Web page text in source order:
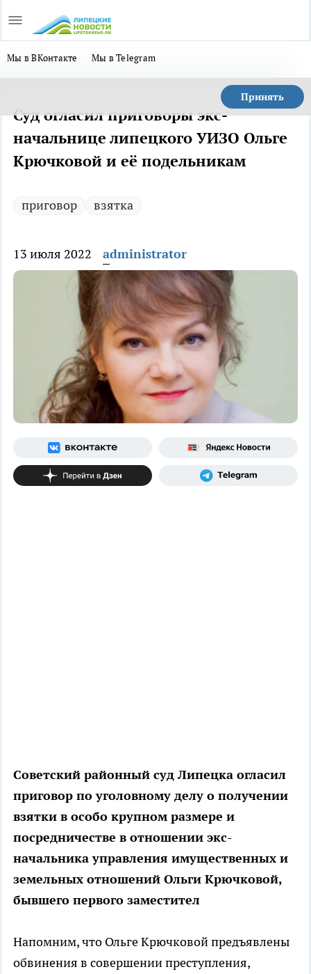
Мы в ВКонтакте Мы в Telegram
Принять
Суд огласил приговоры экс-
начальнице липецкого УИЗО Ольге
Крючковой и её подельникам
приговор взятка
13 июля 2022 administrator
Советский районный суд Липецка огласил
приговор по уголовному делу о получении
взятки в особо крупном размере и
посредничестве в отношении экс-
начальника управления имущественных и
земельных отношений Ольги Крючковой,
бывшего первого заместител
Напомним, что Ольге Крючковой предъявлены
обвинения в совершении преступления,